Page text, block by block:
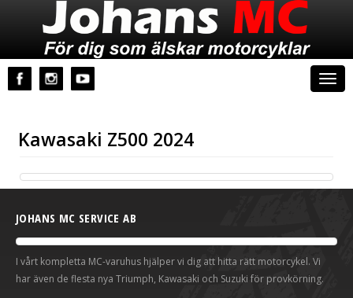
Kawasaki Z500 2024
JOHANS MC SERVICE AB
I vårt kompletta MC-varuhus hjälper vi dig att hitta rätt motorcykel. Vi
har även de flesta nya Triumph, Kawasaki och Suzuki för provkörning.